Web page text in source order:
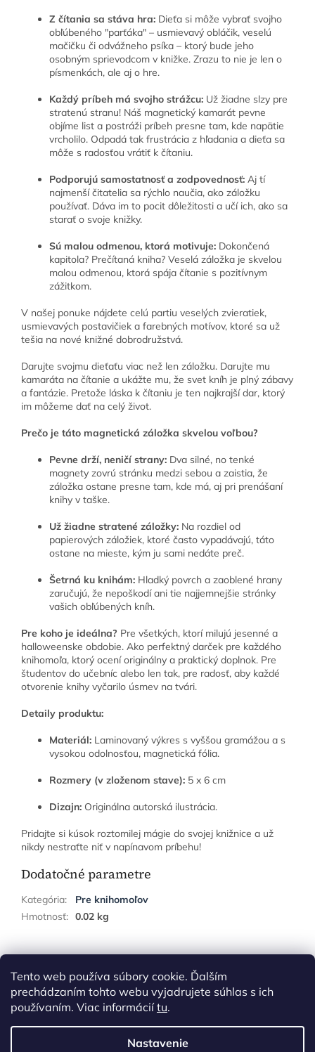
Tento web používa súbory cookie. Ďalším
prechádzaním tohto webu vyjadrujete súhlas s ich
používaním. Viac informáciítu.
Nastavenie
Z čítania sa stáva hra: Dieťa si môže vybrať svojho
obľúbeného "parťáka" – usmievavý obláčik, veselú
mačičku či odvážneho psíka – ktorý bude jeho
osobným sprievodcom v knižke. Zrazu to nie je len o
písmenkách, ale aj o hre.
Každý príbeh má svojho strážcu: Už žiadne slzy pre
stratenú stranu! Náš magnetický kamarát pevne
objíme list a postráži príbeh presne tam, kde napätie
vrcholilo. Odpadá tak frustrácia z hľadania a dieťa sa
môže s radosťou vrátiť k čítaniu.
Podporujú samostatnosť a zodpovednosť: Aj tí
najmenší čitatelia sa rýchlo naučia, ako záložku
používať. Dáva im to pocit dôležitosti a učí ich, ako sa
starať o svoje knižky.
Sú malou odmenou, ktorá motivuje: Dokončená
kapitola? Prečítaná kniha? Veselá záložka je skvelou
malou odmenou, ktorá spája čítanie s pozitívnym
zážitkom.
V našej ponuke nájdete celú partiu veselých zvieratiek,
usmievavých postavičiek a farebných motívov, ktoré sa už
tešia na nové knižné dobrodružstvá.
Darujte svojmu dieťaťu viac než len záložku. Darujte mu
kamaráta na čítanie a ukážte mu, že svet kníh je plný zábavy
a fantázie. Pretože láska k čítaniu je ten najkrajší dar, ktorý
im môžeme dať na celý život.
Prečo je táto magnetická záložka skvelou voľbou?
Pevne drží, neničí strany: Dva silné, no tenké
magnety zovrú stránku medzi sebou a zaistia, že
záložka ostane presne tam, kde má, aj pri prenášaní
knihy v taške.
Už žiadne stratené záložky: Na rozdiel od
papierových záložiek, ktoré často vypadávajú, táto
ostane na mieste, kým ju sami nedáte preč.
Šetrná ku knihám: Hladký povrch a zaoblené hrany
zaručujú, že nepoškodí ani tie najjemnejšie stránky
vašich obľúbených kníh.
Pre koho je ideálna? Pre všetkých, ktorí milujú jesenné a
halloweenske obdobie. Ako perfektný darček pre každého
knihomoľa, ktorý ocení originálny a praktický doplnok. Pre
študentov do učebníc alebo len tak, pre radosť, aby každé
otvorenie knihy vyčarilo úsmev na tvári.
Detaily produktu:
Materiál: Laminovaný výkres s vyššou gramážou a s
vysokou odolnosťou, magnetická fólia.
Rozmery (v zloženom stave): 5 x 6 cm
Dizajn: Originálna autorská ilustrácia.
Pridajte si kúsok roztomilej mágie do svojej knižnice a už
nikdy nestraťte niť v napínavom príbehu!
Dodatočné parametre
Kategória:
Pre knihomoľov
Hmotnosť: 0.02 kg
Z
Vytvoril Shoptet